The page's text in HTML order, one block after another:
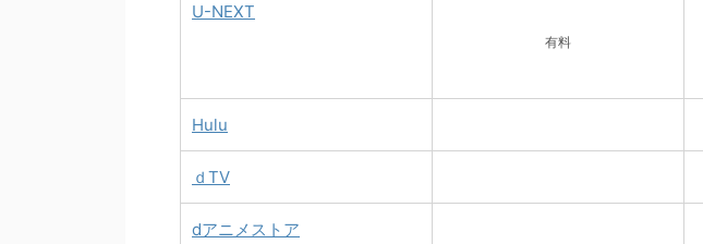
U-NEXT
有料
Hulu
ｄTV
dアニメストア